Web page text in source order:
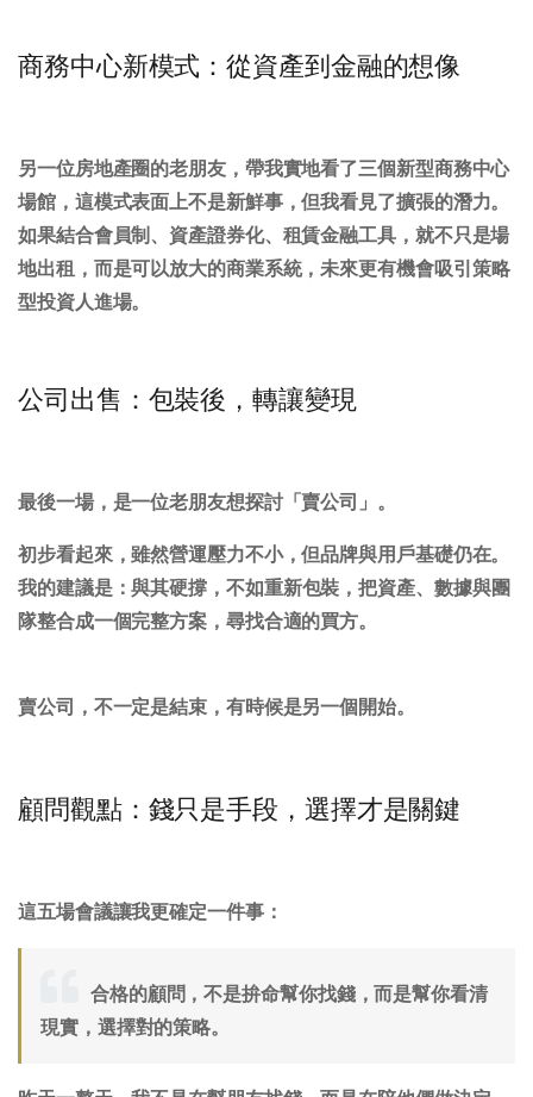
商務中心新模式：從資產到金融的想像
另一位房地產圈的老朋友，帶我實地看了三個新型商務中心
場館，這模式表面上不是新鮮事，但我看見了擴張的潛力。
如果結合會員制、資產證券化、租賃金融工具，就不只是場
地出租，而是可以放大的商業系統， 未來更有機會吸引策略
型投資人進場。
公司出售：包裝後，轉讓變現
最後一場，是一位老朋友想探討「賣公司」。
初步看起來，雖然營運壓力不小，但品牌與用戶基礎仍在。
我的建議是：與其硬撐，不如重新包裝，把資產、數據與團
隊整合成一個完整方案，尋找合適的買方。
賣公司，不一定是結束，有時候是另一個開始。
顧問觀點：錢只是手段，選擇才是關鍵
這五場會議讓我更確定一件事：
合格的顧問，不是拚命幫你找錢，而是幫你看清
現實，選擇對的策略。